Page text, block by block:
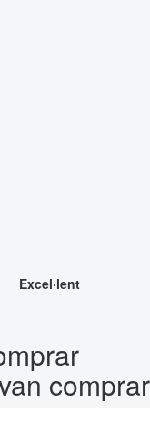
Excel·lent
comprar